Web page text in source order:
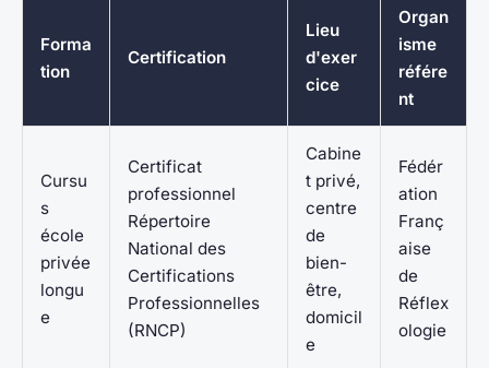
Forma
tion
Certification
Lieu
d'exer
cice
Organ
isme
référe
nt
Cursu
s
école
privée
longu
e
Certificat
professionnel
Répertoire
National des
Certifications
Professionnelles
(RNCP)
Cabine
t privé,
centre
de
bien-
être,
domicil
e
Fédér
ation
Franç
aise
de
Réflex
ologie